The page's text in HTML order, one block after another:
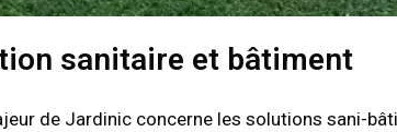
sanitaire et bâtiment
de Jardinic concerne les solutions sani-